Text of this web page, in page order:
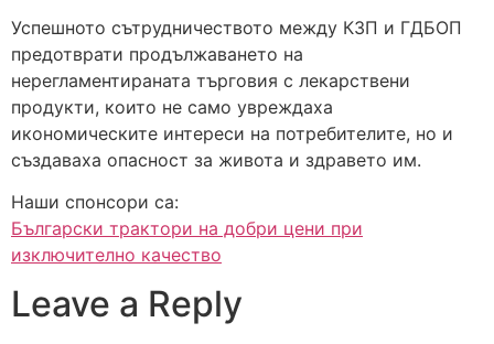
Успешното сътрудничеството между КЗП и ГДБОП
предотврати продължаването на
нерегламентираната търговия с лекарствени
продукти, които не само увреждаха
икономическите интереси на потребителите, но и
създаваха опасност за живота и здравето им.
Наши спонсори са:
Български трактори на добри цени при
изключително качество
Leave a Reply